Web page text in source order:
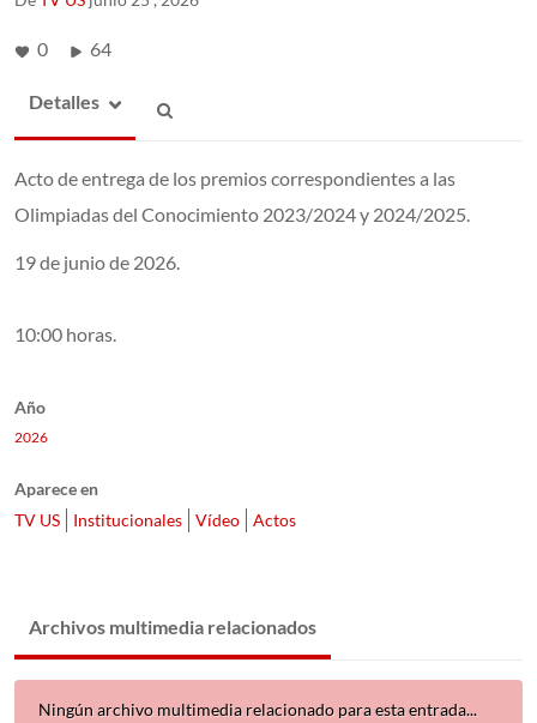
0 64
Detalles
Acto de entrega de los premios correspondientes a las
Olimpiadas del Conocimiento 2023/2024 y 2024/2025.
19 de junio de 2026.
10:00 horas.
Año
2026
Aparece en
TV US
Institucionales Vídeo Actos
Archivos multimedia relacionados
Ningún archivo multimedia relacionado para esta entrada...